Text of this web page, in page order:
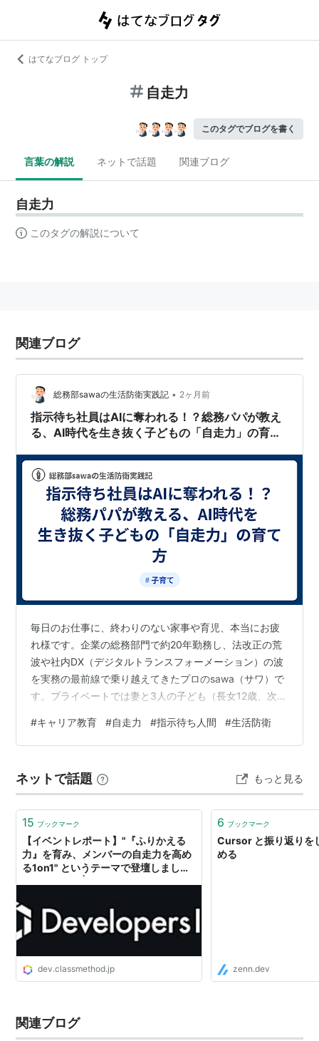
はてなブログ トップ
自走力
このタグでブログを書く
言葉の解説 ネットで話題 関連ブログ
自走力
このタグの解説について
関連ブログ
総務部sawaの生活防衛実践記 • 2ヶ月前
指示待ち社員はAIに奪われる！？総務パパが教え
る、AI時代を生き抜く子どもの「自走力」の育て
毎日のお仕事に、終わりのない家事や育児、本当にお疲
れ様です。企業の総務部門で約20年勤務し、法改正の荒
波や社内DX（デジタルトランスフォーメーション）の波
を実務の最前線で乗り越えてきたプロのsawa（サワ）で
す。プライベートでは妻と3人の子ども（長女12歳、次女
を見据えて1円単位で家計簿をつけています。 さて、最近
ニュースや職場でも「AI（人工知能）」という言葉を耳
もAIで自動化されるらしい」「子どもが大人になる頃、
どんな仕事が残っているのだろう」と、漠然とした不安
を抱えているパパやママも多い…
#キャリア教育 #自走力 #指示待ち人間 #生活防衛
ネットで話題 もっと見る
15 ブックマーク
【イベントレポート】"『ふりかえる
力』を育み、メンバーの自走力を高め
る1on1" というテーマで登壇しました
dev.classmethod.jp
6 ブックマーク
Cursor と振り返りを
める
zenn.dev
関連ブログ